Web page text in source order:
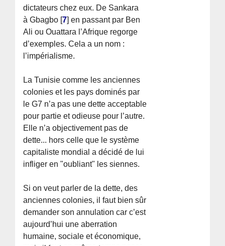
dictateurs chez eux. De Sankara
à Gbagbo [7] en passant par Ben
Ali ou Ouattara l’Afrique regorge
d’exemples. Cela a un nom :
l’impérialisme.
La Tunisie comme les anciennes
colonies et les pays dominés par
le G7 n’a pas une dette acceptable
pour partie et odieuse pour l’autre.
Elle n’a objectivement pas de
dette... hors celle que le système
capitaliste mondial a décidé de lui
infliger en "oubliant" les siennes.
Si on veut parler de la dette, des
anciennes colonies, il faut bien sûr
demander son annulation car c’est
aujourd’hui une aberration
humaine, sociale et économique,